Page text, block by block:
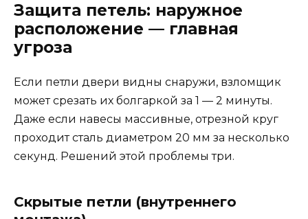
Защита петель: наружное
расположение — главная
угроза
Если петли двери видны снаружи, взломщик
может срезать их болгаркой за 1 — 2 минуты.
Даже если навесы массивные, отрезной круг
проходит сталь диаметром 20 мм за несколько
секунд. Решений этой проблемы три.
Скрытые петли (внутреннего